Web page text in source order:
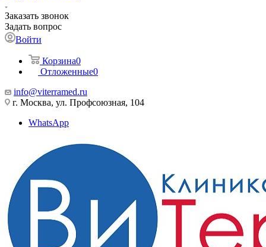
Заказать звонок
Задать вопрос
Войти
Корзина0
Отложенные0
info@viterramed.ru
г. Москва, ул. Профсоюзная, 104
WhatsApp